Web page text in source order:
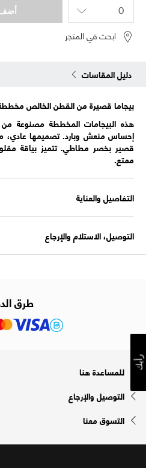
ابحث في المتجر
دليل المقاسات
بيجاما قصيرة من القطن الخالص مخططة (من 1 إلى
هذه البيجامات المخططة مصنوعة
إحساس منعش وبارد. تصميمها
قصير بخصر مطاطي. تتميز بياقة
ممتع.
التفاصيل والعناية
التوصيل، الاستلام والإرجاع
طرق
للمساعدة هنا
التوصيل والإرجاع
التسوق معنا
رأيك